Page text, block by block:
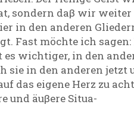
sondern daβ wir weiter
in den anderen
möchte ich sagen:
wichtiger, in den
in den anderen jetzt
das eigene Herz zu
und äuβere Situa-